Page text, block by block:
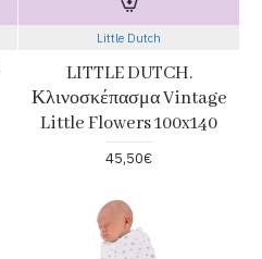
Little Dutch
LITTLE DUTCH.
Κλινοσκέπασμα Vintage
Little Flowers 100x140
45,50€